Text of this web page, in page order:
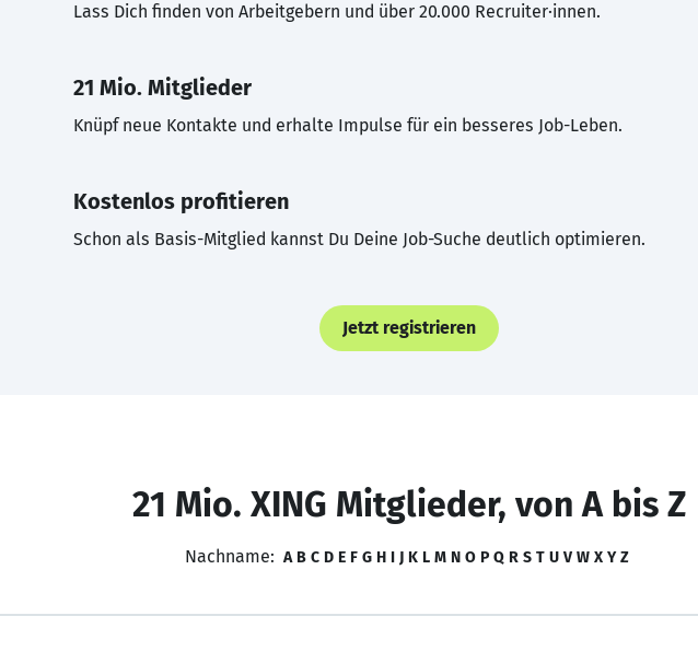
Lass Dich finden von Arbeitgebern und über 20.000 Recruiter·innen.
21 Mio. Mitglieder
Knüpf neue Kontakte und erhalte Impulse für ein besseres Job-Leben.
Kostenlos profitieren
Schon als Basis-Mitglied kannst Du Deine Job-Suche deutlich optimieren.
Jetzt registrieren
21 Mio. XING Mitglieder, von A bis Z
Nachname: A B C D E F G H I J K L M N O P Q R S T U V W X Y Z